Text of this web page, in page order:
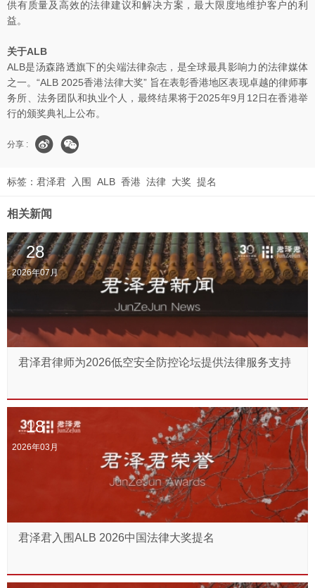
供有质量及高效的法律建议和解决方案，最大限度地维护客户的利
益。
关于ALB
ALB是汤森路透旗下的尖端法律杂志，是全球最具影响力的法律媒体
之一。“ALB 2025香港法律大奖” 旨在表彰香港地区表现卓越的律师事
务所、法务团队和执业个人，最终结果将于2025年9月12日在香港举
行的颁奖典礼上公布。
分享 :
标签： 君泽君 入围 ALB 香港 法律 大奖 提名
相关新闻
28
2026年07月
君泽君律师为2026低空安全防控论坛提供法律服务支持
18
2026年03月
君泽君入围ALB 2026中国法律大奖提名